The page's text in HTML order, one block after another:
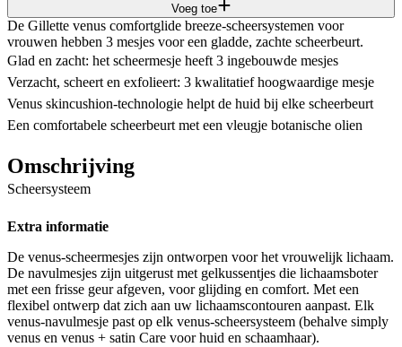
Voeg toe
De Gillette venus comfortglide breeze-scheersystemen voor
vrouwen hebben 3 mesjes voor een gladde, zachte scheerbeurt.
Glad en zacht: het scheermesje heeft 3 ingebouwde mesjes
Verzacht, scheert en exfolieert: 3 kwalitatief hoogwaardige mesje
Venus skincushion-technologie helpt de huid bij elke scheerbeurt
Een comfortabele scheerbeurt met een vleugje botanische olien
Omschrijving
Scheersysteem
Extra informatie
De venus-scheermesjes zijn ontworpen voor het vrouwelijk lichaam.
De navulmesjes zijn uitgerust met gelkussentjes die lichaamsboter
met een frisse geur afgeven, voor glijding en comfort. Met een
flexibel ontwerp dat zich aan uw lichaamscontouren aanpast. Elk
venus-navulmesje past op elk venus-scheersysteem (behalve simply
venus en venus + satin Care voor huid en schaamhaar).